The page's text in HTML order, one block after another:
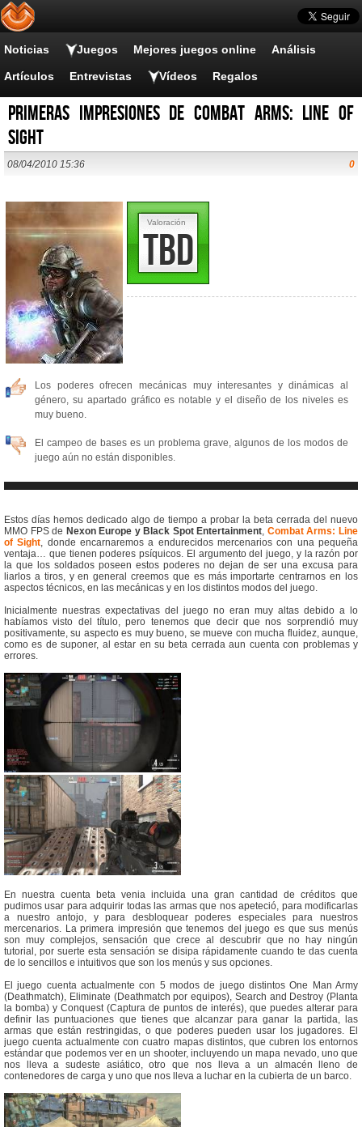
Noticias Juegos Mejores juegos online Análisis
Artículos Entrevistas Vídeos Regalos
Primeras impresiones de Combat Arms: Line of
Sight
08/04/2010 15:36 0
TBD
Valoración
Los poderes ofrecen mecánicas muy interesantes y dinámicas al
género, su apartado gráfico es notable y el diseño de los niveles es
muy bueno.
El campeo de bases es un problema grave, algunos de los modos de
juego aún no están disponibles.
Estos días hemos dedicado algo de tiempo a probar la beta cerrada del nuevo
MMO FPS de Nexon Europe y Black Spot Entertainment, Combat Arms: Line
of Sight, donde encarnaremos a endurecidos mercenarios con una pequeña
ventaja… que tienen poderes psíquicos. El argumento del juego, y la razón por
la que los soldados poseen estos poderes no dejan de ser una excusa para
liarlos a tiros, y en general creemos que es más importarte centrarnos en los
aspectos técnicos, en las mecánicas y en los distintos modos del juego.
Inicialmente nuestras expectativas del juego no eran muy altas debido a lo
habíamos visto del título, pero tenemos que decir que nos sorprendió muy
positivamente, su aspecto es muy bueno, se mueve con mucha fluidez, aunque,
como es de suponer, al estar en su beta cerrada aun cuenta con problemas y
errores.
En nuestra cuenta beta venia incluida una gran cantidad de créditos que
pudimos usar para adquirir todas las armas que nos apeteció, para modificarlas
a nuestro antojo, y para desbloquear poderes especiales para nuestros
mercenarios. La primera impresión que tenemos del juego es que sus menús
son muy complejos, sensación que crece al descubrir que no hay ningún
tutorial, por suerte esta sensación se disipa rápidamente cuando te das cuenta
de lo sencillos e intuitivos que son los menús y sus opciones.
El juego cuenta actualmente con 5 modos de juego distintos One Man Army
(Deathmatch), Eliminate (Deathmatch por equipos), Search and Destroy (Planta
la bomba) y Conquest (Captura de puntos de interés), que puedes alterar para
definir las puntuaciones que tienes que alcanzar para ganar la partida, las
armas que están restringidas, o que poderes pueden usar los jugadores. El
juego cuenta actualmente con cuatro mapas distintos, que cubren los entornos
estándar que podemos ver en un shooter, incluyendo un mapa nevado, uno que
nos lleva a sudeste asiático, otro que nos lleva a un almacén lleno de
contenedores de carga y uno que nos lleva a luchar en la cubierta de un barco.